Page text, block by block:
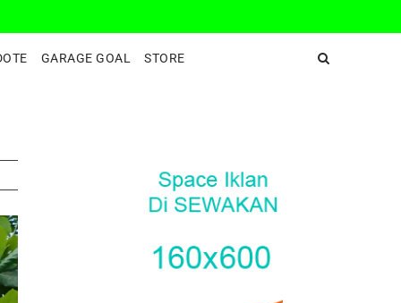
GARAGE GOAL STORE